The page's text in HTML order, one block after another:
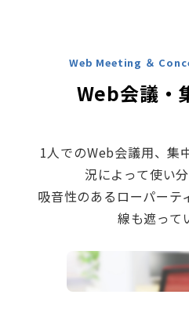
Web Meeting ＆
Web会議・
1人でのWeb会議用、集
況によって使い分
吸音性のあるローパーテ
線も遮って